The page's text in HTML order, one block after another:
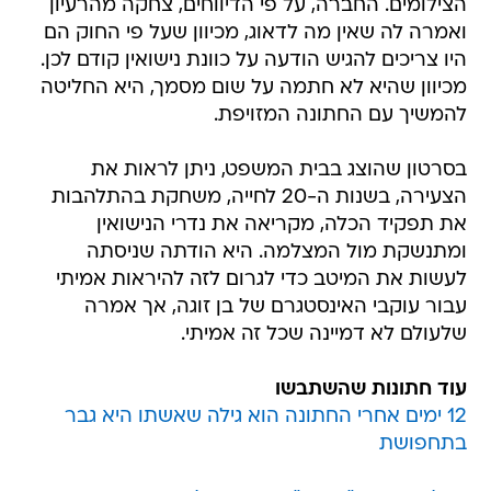
הצילומים. החברה, על פי הדיווחים, צחקה מהרעיון
ואמרה לה שאין מה לדאוג, מכיוון שעל פי החוק הם
היו צריכים להגיש הודעה על כוונת נישואין קודם לכן.
מכיוון שהיא לא חתמה על שום מסמך, היא החליטה
להמשיך עם החתונה המזויפת.
בסרטון שהוצג בבית המשפט, ניתן לראות את
הצעירה, בשנות ה-20 לחייה, משחקת בהתלהבות
את תפקיד הכלה, מקריאה את נדרי הנישואין
ומתנשקת מול המצלמה. היא הודתה שניסתה
לעשות את המיטב כדי לגרום לזה להיראות אמיתי
עבור עוקבי האינסטגרם של בן זוגה, אך אמרה
שלעולם לא דמיינה שכל זה אמיתי.
עוד חתונות שהשתבשו
12 ימים אחרי החתונה הוא גילה שאשתו היא גבר
בתחפושת